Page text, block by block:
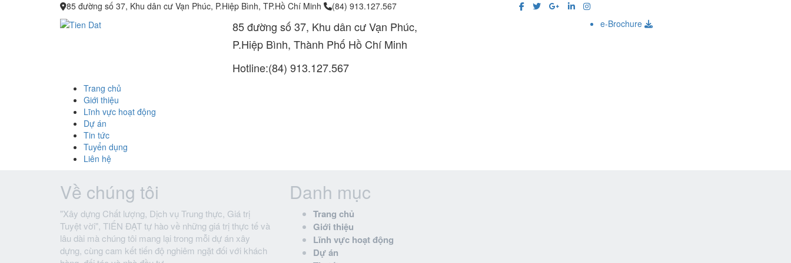
85 đường số 37, Khu dân cư Vạn Phúc, P.Hiệp Bình, TP.Hồ Chí Minh (84) 913.127.567
85 đường số 37, Khu dân cư Vạn Phúc,
P.Hiệp Bình, Thành Phố Hồ Chí Minh
Hotline:(84) 913.127.567
e-Brochure
Trang chủ
Giới thiệu
Lĩnh vực hoạt động
Dự án
Tin tức
Tuyển dụng
Liên hệ
Về chúng tôi
"Xây dựng Chất lượng, Dịch vụ Trung thực, Giá trị
Tuyệt vời", TIẾN ĐẠT tự hào về những giá trị thực tế và
lâu dài mà chúng tôi mang lại trong mỗi dự án xây
dựng, cùng cam kết tiến độ nghiêm ngặt đối với khách
Danh mục
Trang chủ
Giới thiệu
Lĩnh vực hoạt động
Dự án